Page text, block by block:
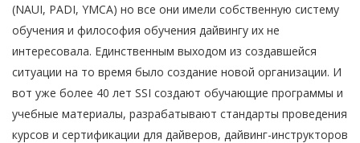
(NAUI, PADI, YMCA) но все они имели собственную систему
обучения и философия обучения дайвингу их не
интересовала. Единственным выходом из создавшейся
ситуации на то время было создание новой организации. И
вот уже более 40 лет SSI создают обучающие программы и
учебные материалы, разрабатывают стандарты проведения
курсов и сертификации для дайверов, дайвинг-инструкторов